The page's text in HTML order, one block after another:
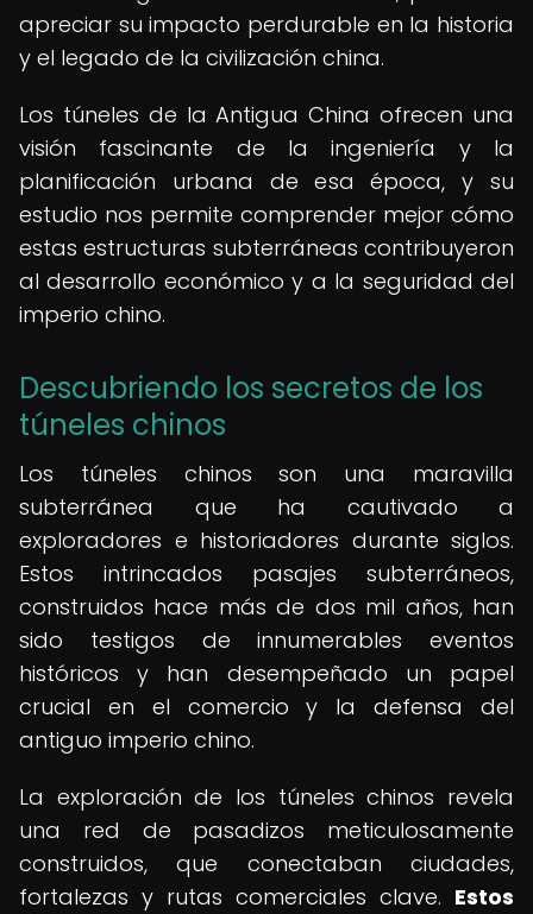
apreciar su impacto perdurable en la historia
y el legado de la civilización china.
Los túneles de la Antigua China ofrecen una
visión fascinante de la ingeniería y la
planificación urbana de esa época, y su
estudio nos permite comprender mejor cómo
estas estructuras subterráneas contribuyeron
al desarrollo económico y a la seguridad del
imperio chino.
Descubriendo los secretos de los
túneles chinos
Los túneles chinos son una maravilla
subterránea que ha cautivado a
exploradores e historiadores durante siglos.
Estos intrincados pasajes subterráneos,
construidos hace más de dos mil años, han
sido testigos de innumerables eventos
históricos y han desempeñado un papel
crucial en el comercio y la defensa del
antiguo imperio chino.
La exploración de los túneles chinos revela
una red de pasadizos meticulosamente
construidos, que conectaban ciudades,
fortalezas y rutas comerciales clave. Estos